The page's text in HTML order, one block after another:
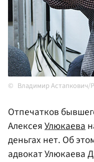
Владимир Астапкович/
Отпечатков
АлексеяУлюкаева
деньгах нет. Об
адвокат Улюкаева